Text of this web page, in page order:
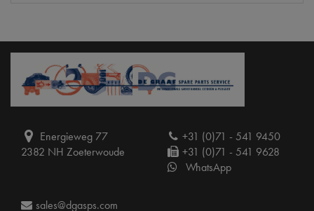
Energieweg 77
2382 NH Zoeterwoude
+31 (0)71 - 541 9450
+31 (0)71 - 541 9628
WhatsApp
sales@dgasps.com